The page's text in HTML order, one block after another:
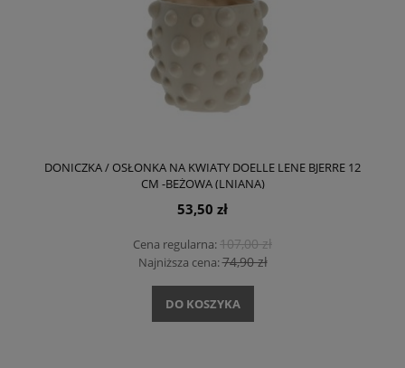
DONICZKA / OSŁONKA NA KWIATY DOELLE LENE BJERRE 12
CM -BEŻOWA (LNIANA)
53,50 zł
Cena regularna:107,00 zł
Najniższa cena:74,90 zł
DO KOSZYKA